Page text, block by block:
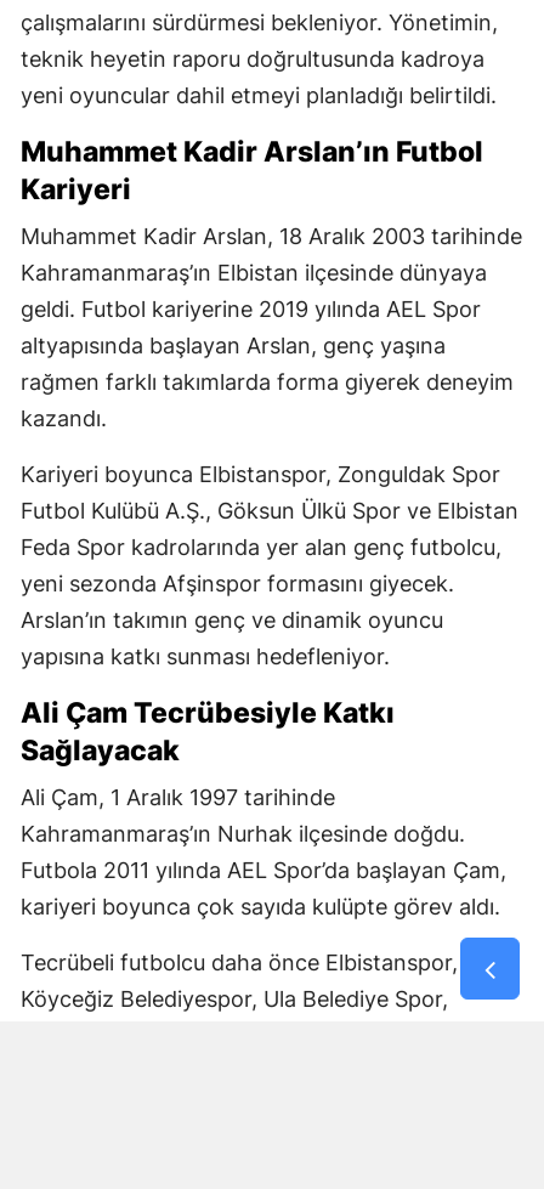
çalışmalarını sürdürmesi bekleniyor. Yönetimin,
teknik heyetin raporu doğrultusunda kadroya
yeni oyuncular dahil etmeyi planladığı belirtildi.
Muhammet Kadir Arslan’ın Futbol
Kariyeri
Muhammet Kadir Arslan, 18 Aralık 2003 tarihinde
Kahramanmaraş’ın Elbistan ilçesinde dünyaya
geldi. Futbol kariyerine 2019 yılında AEL Spor
altyapısında başlayan Arslan, genç yaşına
rağmen farklı takımlarda forma giyerek deneyim
kazandı.
Kariyeri boyunca Elbistanspor, Zonguldak Spor
Futbol Kulübü A.Ş., Göksun Ülkü Spor ve Elbistan
Feda Spor kadrolarında yer alan genç futbolcu,
yeni sezonda Afşinspor formasını giyecek.
Arslan’ın takımın genç ve dinamik oyuncu
yapısına katkı sunması hedefleniyor.
Ali Çam Tecrübesiyle Katkı
Sağlayacak
Ali Çam, 1 Aralık 1997 tarihinde
Kahramanmaraş’ın Nurhak ilçesinde doğdu.
Futbola 2011 yılında AEL Spor’da başlayan Çam,
kariyeri boyunca çok sayıda kulüpte görev aldı.
Tecrübeli futbolcu daha önce Elbistanspor,
Köyceğiz Belediyespor, Ula Belediye Spor,